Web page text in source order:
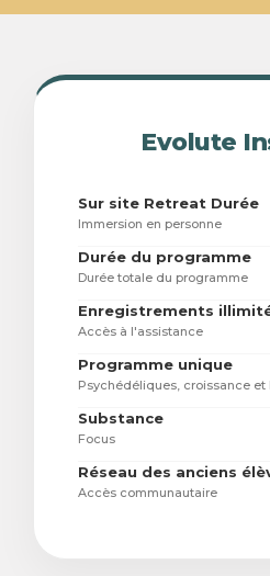
Evolute
Sur site Retreat Durée
Immersion en personne
Durée du programme
Durée totale du programme
Enregistrements
Accès à l'assistance
Programme unique
Psychédéliques, croissance et
Substance
Focus
Réseau des anciens
Accès communautaire